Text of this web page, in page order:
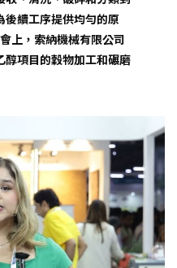
後續工序提供均勻的原
上，索納機械有限公司
醇項目的穀物加工和碾磨